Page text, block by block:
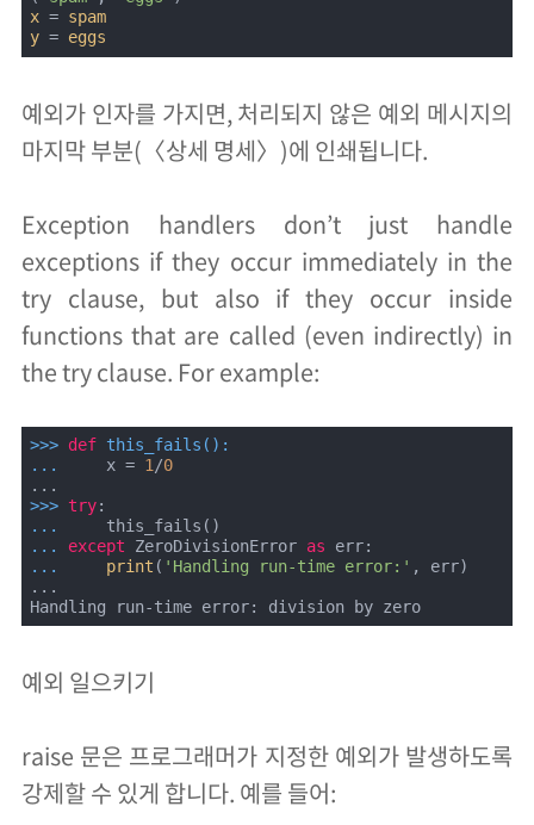
x = spam
y = eggs
예외가 인자를 가지면, 처리되지 않은 예외 메시지의
마지막 부분(〈상세 명세〉)에 인쇄됩니다.
Exception handlers don’t just handle
exceptions if they occur immediately in the
try clause, but also if they occur inside
functions that are called (even indirectly) in
the try clause. For example:
>>> def this_fails ():
...
    x =
1 /0
>>> try
...
... except ZeroDivisionError as
...
print ( 'Handling run-time error:' , err)
...
Handling run-time error: division by zero
예외 일으키기
raise 문은 프로그래머가 지정한 예외가 발생하도록
강제할 수 있게 합니다. 예를 들어: